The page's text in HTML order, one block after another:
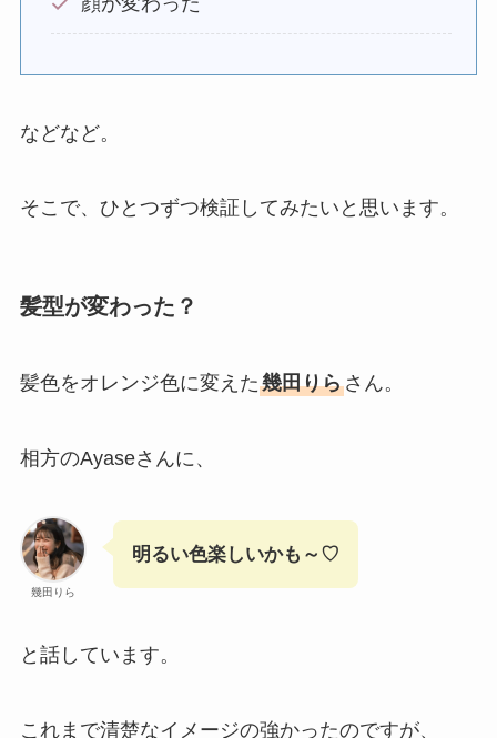
などなど。
そこで、ひとつずつ検証してみたいと思います。
髪型が変わった？
髪色をオレンジ色に変えた幾田りらさん。
相方のAyaseさんに、
幾田りら
明るい色楽しいかも～♡
と話しています。
これまで清楚なイメージの強かったのですが、